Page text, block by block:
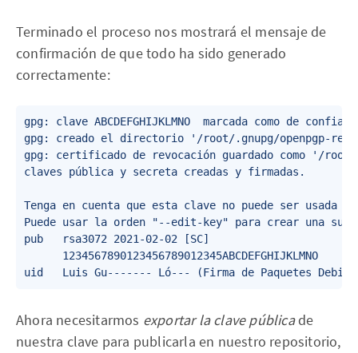
Terminado el proceso nos mostrará el mensaje de
confirmación de que todo ha sido generado
correctamente:
gpg: clave ABCDEFGHIJKLMNO  marcada como de
gpg: creado el directorio '/root/.gnupg/openpgp-
gpg: certificado de revocación guardado como '/root/
claves pública y secreta creadas y firmadas.
Tenga en cuenta que esta clave no puede ser
Puede usar la orden "--edit-key" para crear una
pub   rsa3072 2021-02-02 [SC]
      1234567890123456789012345ABCDEFGHIJKLMNO
uid   Luis Gu------- Ló--- (Firma de Paquetes
Ahora necesitarmos exportar la clave públicade
nuestra clave para publicarla en nuestro repositorio,